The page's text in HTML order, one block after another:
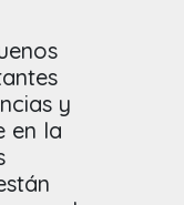
y
en la